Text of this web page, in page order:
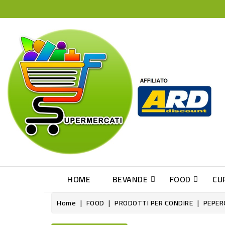
HOME BEVANDE FOOD
Home FOOD PRODOTTI PER CONDIRE